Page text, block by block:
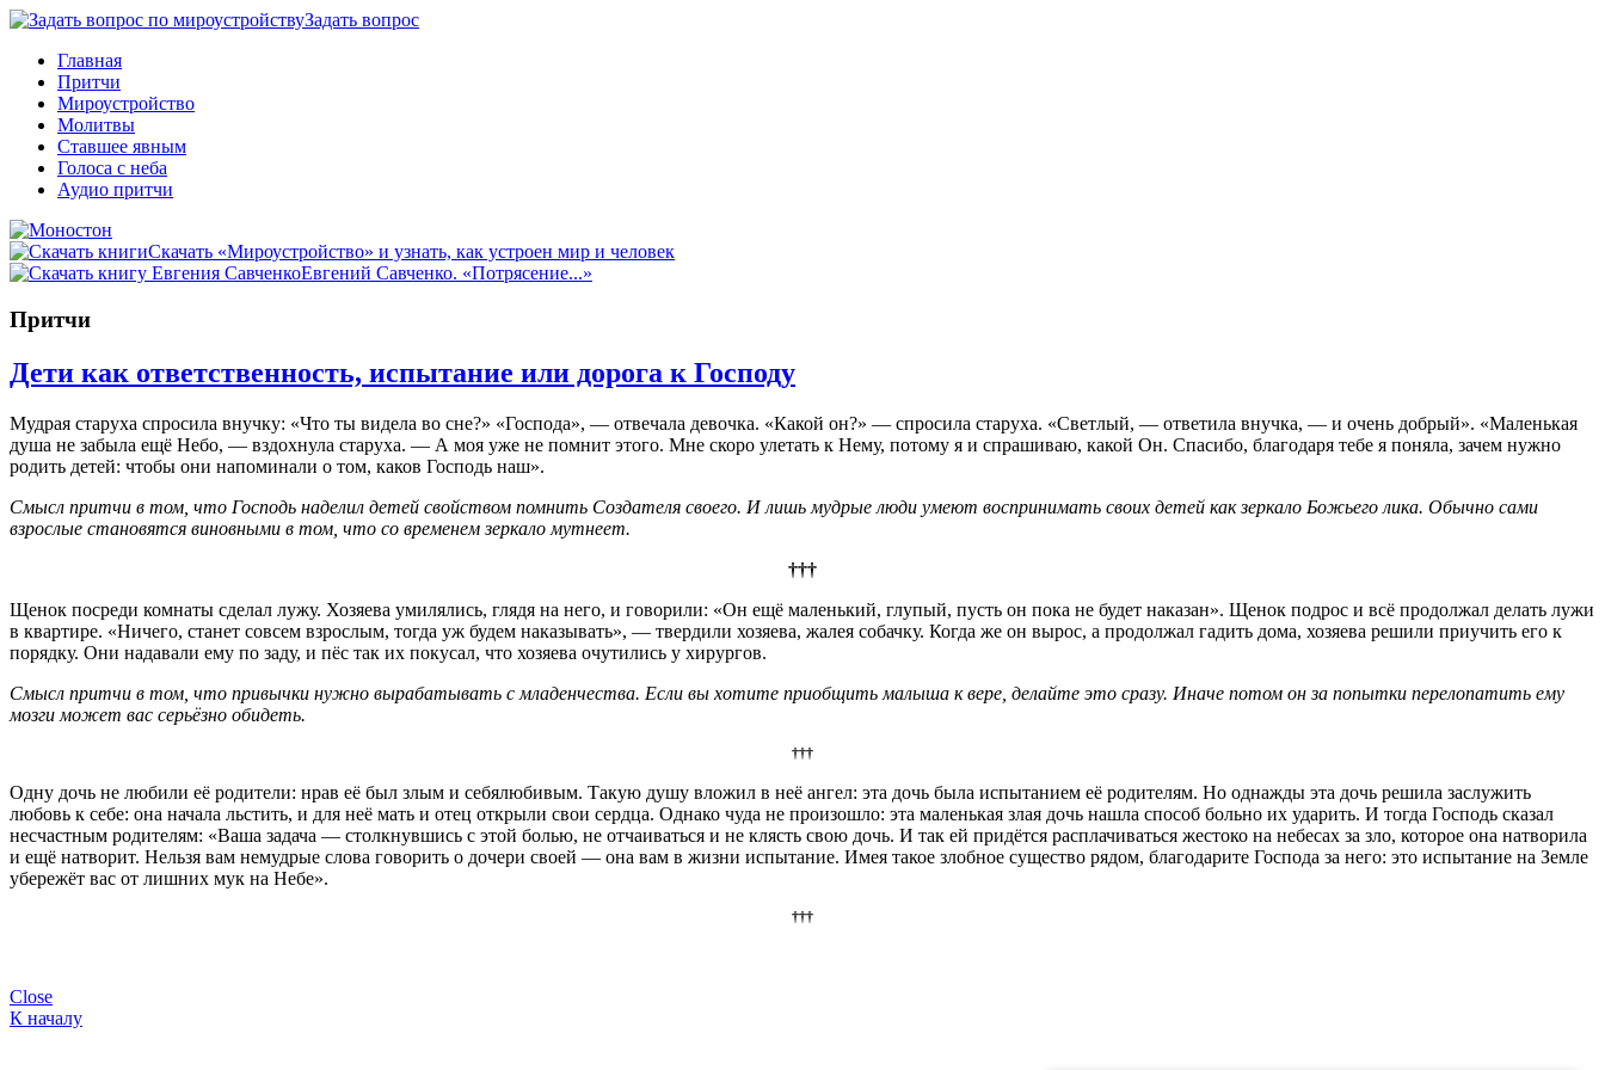
Задать вопрос
Главная
Притчи
Мироустройство
Молитвы
Ставшее явным
Голоса с неба
Аудио притчи
Скачать «Мироустройство» и узнать, как устроен мир и человек
Евгений Савченко. «Потрясение...»
Притчи
Дети как ответственность, испытание или дорога к Господу
Мудрая старуха спросила внучку: «Что ты видела во сне?» «Господа», — отвечала девочка. «Какой он?» — спросила старуха. «Светлый, — ответила внучка, — и очень добрый». «Маленькая
душа не забыла ещё Небо, — вздохнула старуха. — А моя уже не помнит этого. Мне скоро улетать к Нему, потому я и спрашиваю, какой Он. Спасибо, благодаря тебе я поняла, зачем нужно
родить детей: чтобы они напоминали о том, каков Господь наш».
Смысл притчи в том, что Господь наделил детей свойством помнить Создателя своего. И лишь мудрые люди умеют воспринимать своих детей как зеркало Божьего лика. Обычно сами
взрослые становятся виновными в том, что со временем зеркало мутнеет.
†††
Щенок посреди комнаты сделал лужу. Хозяева умилялись, глядя на него, и говорили: «Он ещё маленький, глупый, пусть он пока не будет наказан». Щенок подрос и всё продолжал делать лужи
в квартире. «Ничего, станет совсем взрослым, тогда уж будем наказывать», — твердили хозяева, жалея собачку. Когда же он вырос, а продолжал гадить дома, хозяева решили приучить его к
порядку. Они надавали ему по заду, и пёс так их покусал, что хозяева очутились у хирургов.
Смысл притчи в том, что привычки нужно вырабатывать с младенчества. Если вы хотите приобщить малыша к вере, делайте это сразу. Иначе потом он за попытки перелопатить ему
мозги может вас серьёзно обидеть.
†††
Одну дочь не любили её родители: нрав её был злым и себялюбивым. Такую душу вложил в неё ангел: эта дочь была испытанием её родителям. Но однажды эта дочь решила заслужить
любовь к себе: она начала льстить, и для неё мать и отец открыли свои сердца. Однако чуда не произошло: эта маленькая злая дочь нашла способ больно их ударить. И тогда Господь сказал
несчастным родителям: «Ваша задача — столкнувшись с этой болью, не отчаиваться и не клясть свою дочь. И так ей придётся расплачиваться жестоко на небесах за зло, которое она натворила
и ещё натворит. Нельзя вам немудрые слова говорить о дочери своей — она вам в жизни испытание. Имея такое злобное существо рядом, благодарите Господа за него: это испытание на Земле
убережёт вас от лишних мук на Небе».
†††
Close
К началу